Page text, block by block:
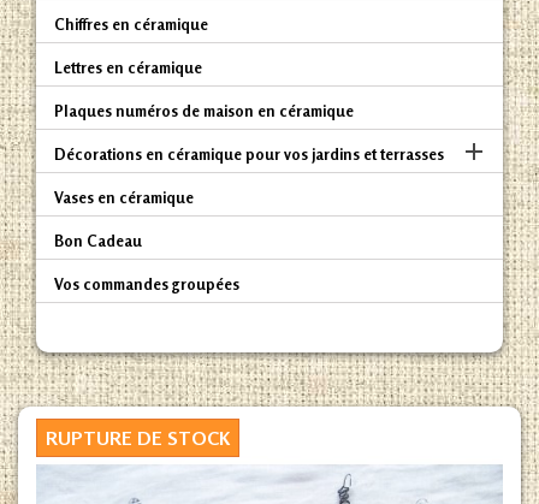
Chiffres en céramique
Lettres en céramique
Plaques numéros de maison en céramique
Décorations en céramique pour vos jardins et terrasses 
Vases en céramique
Bon Cadeau
Vos commandes groupées
RUPTURE DE STOCK